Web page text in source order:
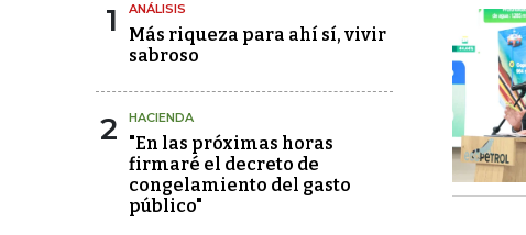
1 ANÁLISIS
Más riqueza para ahí sí, vivir
sabroso
2 HACIENDA
"En las próximas horas
firmaré el decreto de
congelamiento del gasto
público"